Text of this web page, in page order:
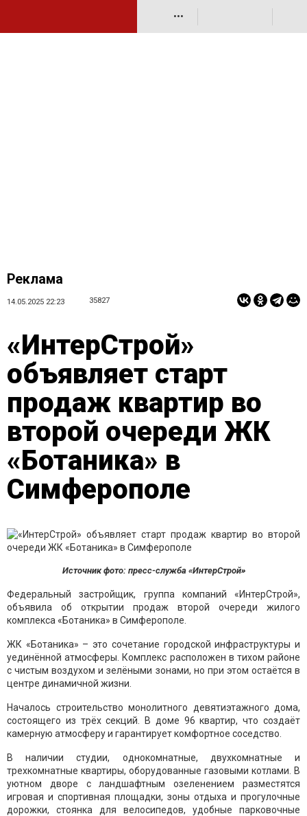
•••
Реклама
14.05.2025 22:23 35827
«ИнтерСтрой»
объявляет старт
продаж квартир во
второй очереди ЖК
«Ботаника» в
Симферополе
Источник фото: пресс-служба «ИнтерСтрой»
Федеральный застройщик, группа компаний «ИнтерСтрой»,
объявила об открытии продаж второй очереди жилого
комплекса «Ботаника» в Симферополе.
ЖК «Ботаника» – это сочетание городской инфраструктуры и
уединённой атмосферы. Комплекс расположен в тихом районе
с чистым воздухом и зелёными зонами, но при этом остаётся в
центре динамичной жизни.
Началось строительство монолитного девятиэтажного дома,
состоящего из трёх секций. В доме 96 квартир, что создаёт
камерную атмосферу и гарантирует комфортное соседство.
В наличии студии, однокомнатные, двухкомнатные и
трехкомнатные квартиры, оборудованные газовыми котлами. В
уютном дворе с ландшафтным озеленением разместятся
игровая и спортивная площадки, зоны отдыха и прогулочные
дорожки, стоянка для велосипедов, удобные парковочные